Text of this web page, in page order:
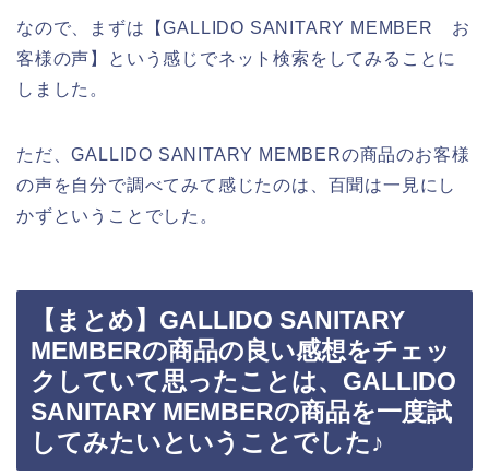
なので、まずは【GALLIDO SANITARY MEMBER お
客様の声】という感じでネット検索をしてみることに
しました。
ただ、GALLIDO SANITARY MEMBERの商品のお客様
の声を自分で調べてみて感じたのは、百聞は一見にし
かずということでした。
【まとめ】GALLIDO SANITARY
MEMBERの商品の良い感想をチェッ
クしていて思ったことは、GALLIDO
SANITARY MEMBERの商品を一度試
してみたいということでした♪